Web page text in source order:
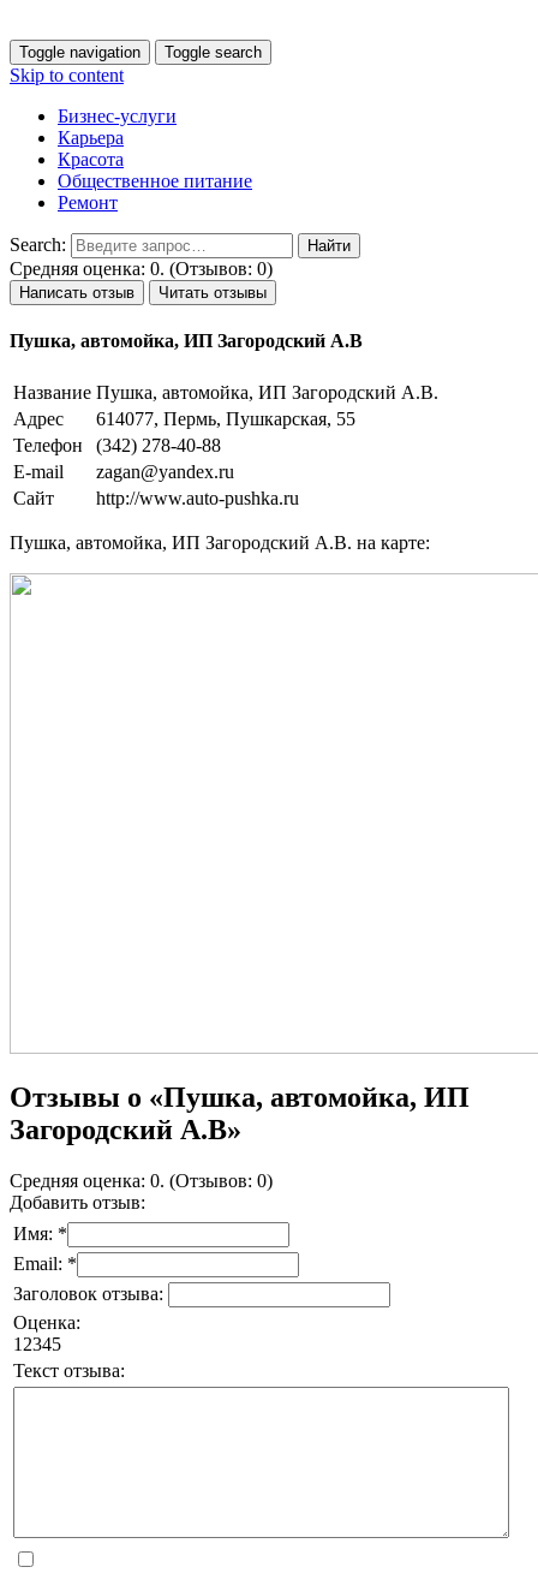
Toggle navigation Toggle search
Skip to content
Бизнес-услуги
Карьера
Красота
Общественное питание
Ремонт
Search:
Средняя оценка: 0. (Отзывов: 0)
Написать отзыв Читать отзывы
Пушка, автомойка, ИП Загородский А.В
Название Пушка, автомойка, ИП Загородский А.В.
Адрес
614077, Пермь, Пушкарская, 55
Телефон
(342) 278-40-88
E-mail
zagan@yandex.ru
Сайт
http://www.auto-pushka.ru
Пушка, автомойка, ИП Загородский А.В. на карте:
Отзывы о «Пушка, автомойка, ИП
Загородский А.В»
Средняя оценка: 0. (Отзывов: 0)
Добавить отзыв:
Имя: *
Email: *
Заголовок отзыва:
Оценка:
1 2345
Текст отзыва: